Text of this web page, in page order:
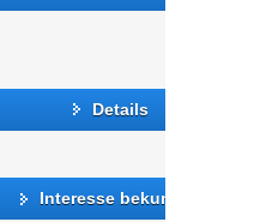
Details
Interesse bekunden